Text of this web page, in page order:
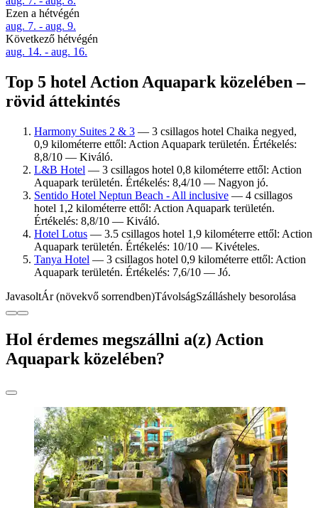
Ezen a hétvégén
aug. 7. - aug. 9.
Következő hétvégén
aug. 14. - aug. 16.
Top 5 hotel Action Aquapark közelében –
rövid áttekintés
Harmony Suites 2 & 3 — 3 csillagos hotel Chaika negyed,
0,9 kilométerre ettől: Action Aquapark területén. Értékelés:
8,8/10 — Kiváló.
L&B Hotel — 3 csillagos hotel 0,8 kilométerre ettől: Action
Aquapark területén. Értékelés: 8,4/10 — Nagyon jó.
Sentido Hotel Neptun Beach - All inclusive — 4 csillagos
hotel 1,2 kilométerre ettől: Action Aquapark területén.
Értékelés: 8,8/10 — Kiváló.
Hotel Lotus — 3.5 csillagos hotel 1,9 kilométerre ettől: Action
Aquapark területén. Értékelés: 10/10 — Kivételes.
Tanya Hotel — 3 csillagos hotel 0,9 kilométerre ettől: Action
Aquapark területén. Értékelés: 7,6/10 — Jó.
JavasoltÁr (növekvő sorrendben)TávolságSzálláshely besorolása
Hol érdemes megszállni a(z) Action
Aquapark közelében?